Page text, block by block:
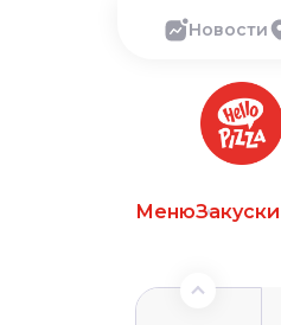
Новости
МенюЗакуски